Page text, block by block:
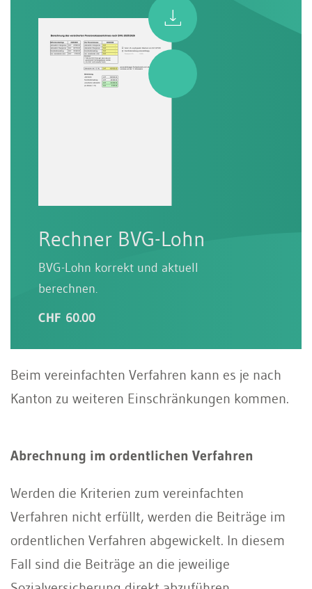
Rechner BVG-Lohn
BVG-Lohn korrekt und aktuell
berechnen.
CHF 60.00
Beim vereinfachten Verfahren kann es je nach
Kanton zu weiteren Einschränkungen kommen.
Abrechnung im ordentlichen Verfahren
Werden die Kriterien zum vereinfachten
Verfahren nicht erfüllt, werden die Beiträge im
ordentlichen Verfahren abgewickelt. In diesem
Fall sind die Beiträge an die jeweilige